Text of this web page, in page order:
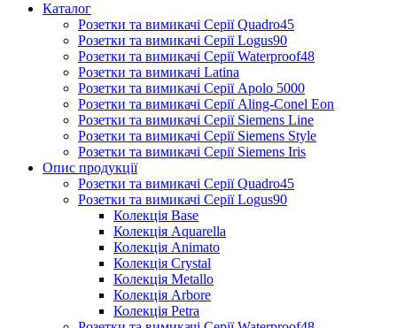
Каталог
Розетки та вимикачі Серії Quadro45
Розетки та вимикачі Серії Logus90
Розетки та вимикачі Серії Waterproof48
Розетки та вимикачі Latina
Розетки та вимикачі Серії Apolo 5000
Розетки та вимикачі Серії Aling-Conel Eon
Розетки та вимикачі Серії Siemens Line
Розетки та вимикачі Серії Siemens Style
Розетки та вимикачі Серії Siemens Iris
Опис продукції
Розетки та вимикачі Серії Quadro45
Розетки та вимикачі Серії Logus90
Колекція Base
Колекція Aquarella
Колекція Animato
Колекція Crystal
Колекція Metallo
Колекція Arbore
Колекція Petra